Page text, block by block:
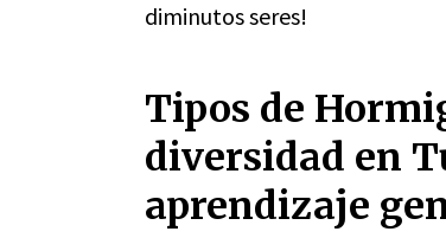
diminutos seres!
Tipos de
diversidad en
aprendizaje